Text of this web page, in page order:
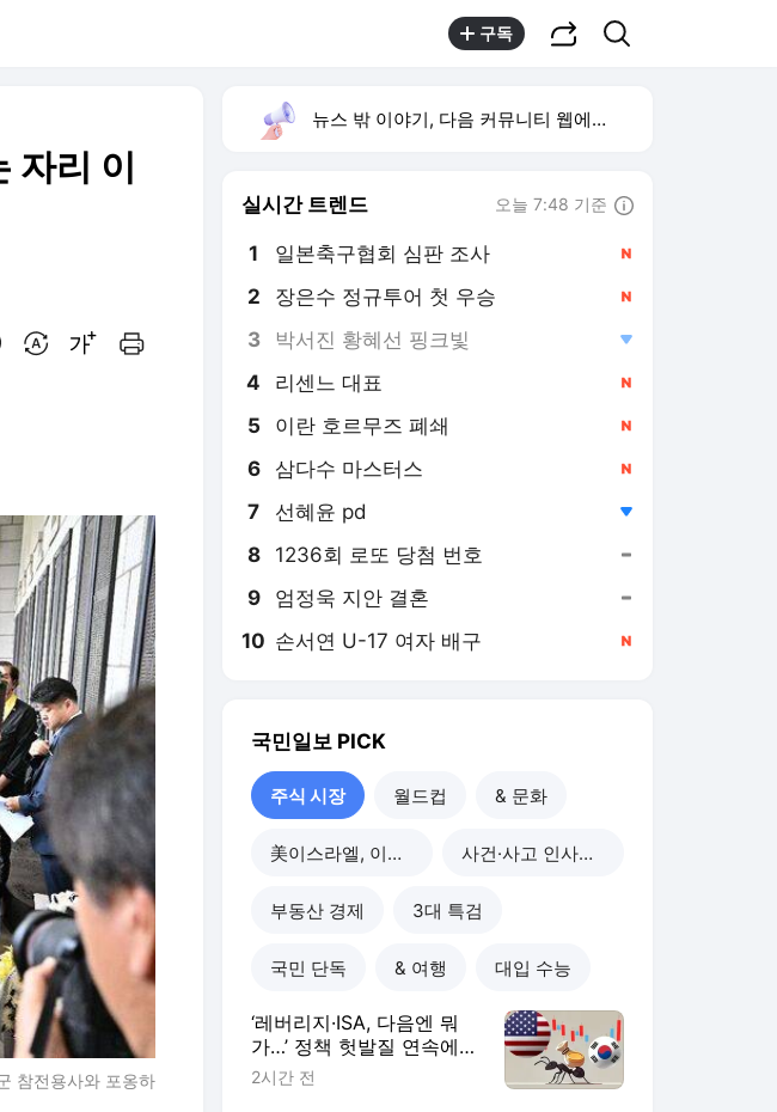
구독
자리 이
참전용사와 포옹하
뉴스 밖 이야기, 다음 커뮤니티 웹에서 보기
실시간 트렌드 오늘 7:48 기준
1 일본축구협회 심판 조사
2 장은수 정규투어 첫 우승
3 박서진 황혜선 핑크빛
4 리센느 대표
5 이란 호르무즈 폐쇄
6 삼다수 마스터스
7 선혜윤 pd
8 1236회 로또 당첨 번호
9 엄정욱 지안 결혼
10 손서연 U-17 여자 배구
국민일보 PICK
주식 시장 월드컵 & 문화
美이스라엘, 이란 공습 사건·사고 인사이드
부동산 경제 3대 특검
국민 단독 & 여행 대입 수능
‘레버리지·ISA, 다음엔 뭐
가…’ 정책 헛발질 연속에
국장 신뢰↓ 개미 이탈↑
2시간 전